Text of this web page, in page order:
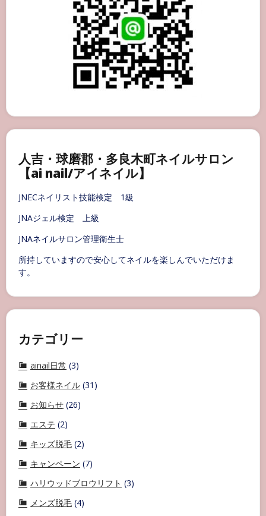
人吉・球磨郡・多良木町ネイルサロン
【ai nail/アイネイル】
JNECネイリスト技能検定 1級
JNAジェル検定 上級
JNAネイルサロン管理衛生士
所持していますので安心してネイルを楽しんでいただけま
す。
カテゴリー
ainail日常 (3)
お客様ネイル (31)
お知らせ (26)
エステ (2)
キッズ脱毛 (2)
キャンペーン (7)
ハリウッドブロウリフト (3)
メンズ脱毛 (4)